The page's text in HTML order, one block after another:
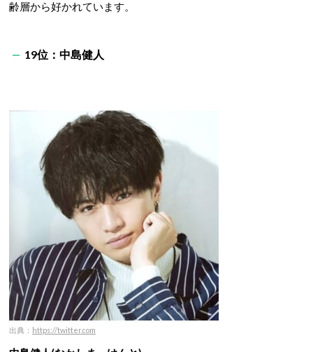
齢層から好かれています。
19位：中島健人
出典： https://twitter.com